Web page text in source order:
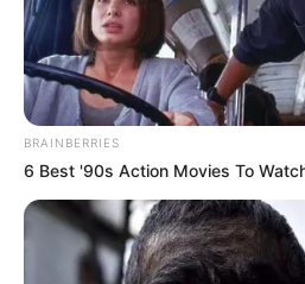
Hier geht es zu allen
Sehenswürdigkeiten in
lden, Lauterbach und
der RegionStadt- und
Die schönsten Schlösser
Deutschland:
BRAINBERRIES
6 Best '90s Action Movies To